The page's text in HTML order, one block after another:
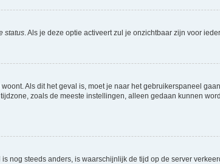
status. Als je deze optie activeert zul je onzichtbaar zijn voor
Als dit het geval is, moet je naar het gebruikerspaneel
zoals de meeste instellingen, alleen gedaan kunnen
nog steeds anders, is waarschijnlijk de tijd op de server